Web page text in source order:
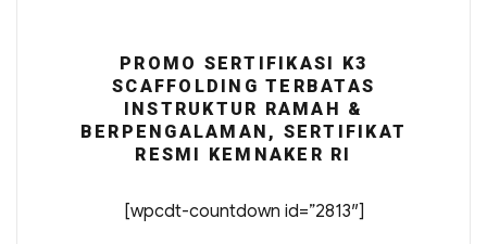
PROMO SERTIFIKASI K3
SCAFFOLDING TERBATAS
INSTRUKTUR RAMAH &
BERPENGALAMAN, SERTIFIKAT
RESMI KEMNAKER RI
[wpcdt-countdown id=”2813″]